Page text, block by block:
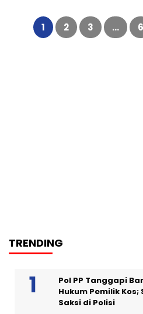
Paginasi
pos
1 2 3 … 6
TRENDING
Pol PP Tanggapi
Hukum Pemilik
Saksi di Polisi